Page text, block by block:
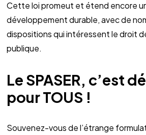
Cette loi promeut et étend encore
développement durable, avec de
dispositions qui intéressent le droit
publique.
Le SPASER, c’est
pour TOUS !
Souvenez-vous de l’étrange